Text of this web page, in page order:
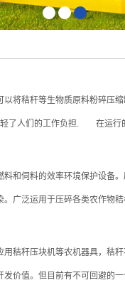
1 2 3
秸秆等生物质原料粉碎压
了人们的工作负担. 在运行
伺料的效率环境保护设备
广泛运用于压碎各类农作物
秆压块机等农机器具，秸秆
价值。但目前有不可回避的